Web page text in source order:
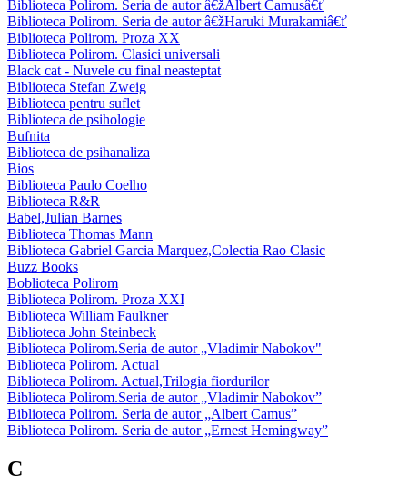
Biblioteca Polirom. Seria de autor â€žAlbert Camusâ€ť
Biblioteca Polirom. Seria de autor â€žHaruki Murakamiâ€ť
Biblioteca Polirom. Proza XX
Biblioteca Polirom. Clasici universali
Black cat - Nuvele cu final neasteptat
Biblioteca Stefan Zweig
Biblioteca pentru suflet
Biblioteca de psihologie
Bufnita
Biblioteca de psihanaliza
Bios
Biblioteca Paulo Coelho
Biblioteca R&R
Babel,Julian Barnes
Biblioteca Thomas Mann
Biblioteca Gabriel Garcia Marquez,Colectia Rao Clasic
Buzz Books
Boblioteca Polirom
Biblioteca Polirom. Proza XXI
Biblioteca William Faulkner
Biblioteca John Steinbeck
Biblioteca Polirom.Seria de autor „Vladimir Nabokov"
Biblioteca Polirom. Actual
Biblioteca Polirom. Actual,Trilogia fiordurilor
Biblioteca Polirom.Seria de autor „Vladimir Nabokov”
Biblioteca Polirom. Seria de autor „Albert Camus”
Biblioteca Polirom. Seria de autor „Ernest Hemingway”
C